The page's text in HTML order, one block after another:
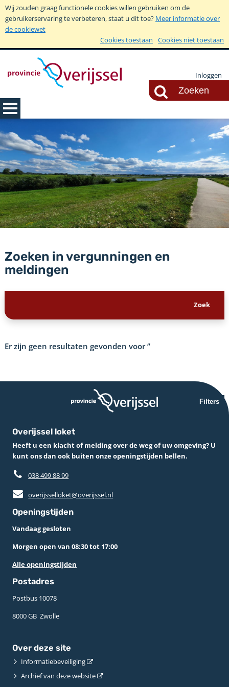
Wij zouden graag functionele cookies willen gebruiken om de
gebruikerservaring te verbeteren, staat u dit toe? Meer informatie over
de cookiewet
Cookies toestaan
Cookies niet toestaan
Inloggen
Zoeken in vergunningen en
meldingen
Er zijn geen resultaten gevonden voor‘’
Filters
Overijssel loket
Heeft u een klacht of melding over de weg of uw omgeving? U
kunt ons dan ook buiten onze openingstijden bellen.
038 499 88 99
overijsselloket@overijssel.nl
Openingstijden
Vandaag gesloten
Morgen open van 08:30 tot 17:00
Alle openingstijden
Postadres
Postbus 10078 ­
8000 GB ­ Zwolle
Over deze site
Informatiebeveiliging
Archief van deze website